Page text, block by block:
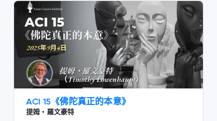
ACI 15《佛陀真正的本意》
提姆・羅文豪特